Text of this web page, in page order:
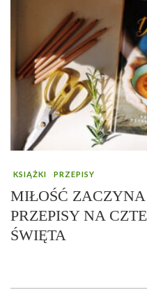
KSIĄŻKI PRZEPISY
MIŁOŚĆ
PRZEPISY NA
ŚWIĘTA